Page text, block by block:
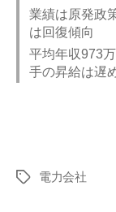
業績は原発政
は回復傾向
平均年収973
手の昇給は遅
タ
電力会社